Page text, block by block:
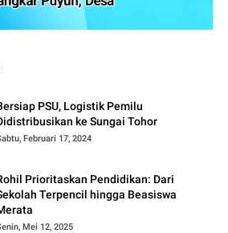
PSU, Logistik Pemilu
ke Sungai Tohor
Februari 17, 2024
Prioritaskan Pendidikan: Dari
Terpencil hingga Beasiswa
Mei 12, 2025